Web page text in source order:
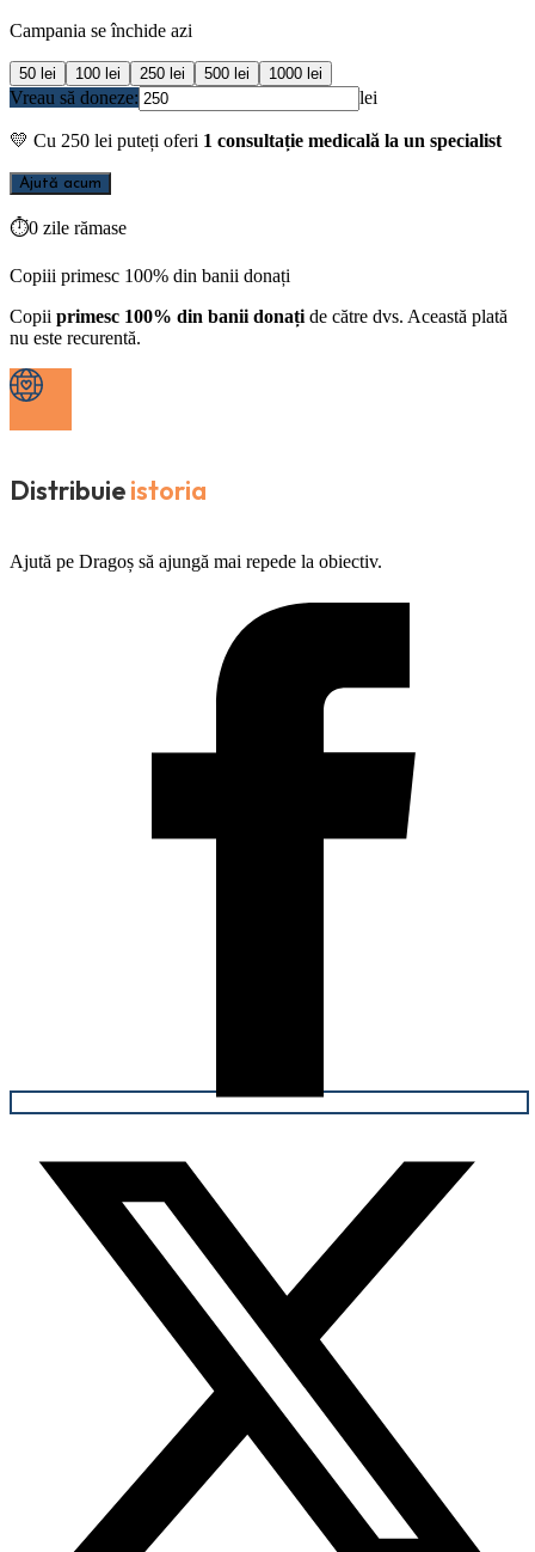
Campania se închide azi
50 lei 100 lei 250 lei 500 lei 1000 lei
Vreau să doneze: lei
💛 Cu 250 lei puteți oferi 1 consultație medicală la un specialist
Ajută acum
⏱0 zile rămase
Copiii primesc 100% din banii donați
Copii primesc 100% din banii donați de către dvs. Această plată
nu este recurentă.
Distribuieistoria
Ajută pe Dragoș să ajungă mai repede la obiectiv.